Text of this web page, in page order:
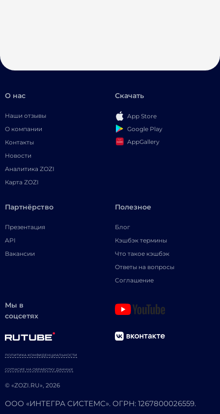
О нас
Наши отзывы
О компании
Контакты
Новости
Аналитика ZOZI
Карта ZOZI
Скачать
App Store
Google Play
AppGallery
Партнёрство
Презентация
API
Вакансии
Полезное
Блог
Кэшбэк термины
Что такое кэшбэк
Ответы на вопросы
Соглашение
Мы в
соцсетях
© «ZOZI.RU», 2026
ПОЛИТИКА КОНФИДЕНЦИАЛЬНОСТИ
СОГЛАСИЕ НА ОБРАБОТКУ ДАННЫХ
ООО «ИНТЕГРА СИСТЕМС». ОГРН: 1267800026559.